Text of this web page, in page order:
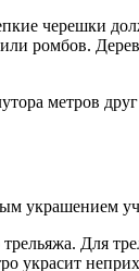
черешки
ромбов.
метров
украшением
Для
украсит